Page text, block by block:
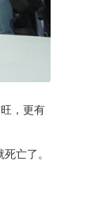
，更有
亡了。